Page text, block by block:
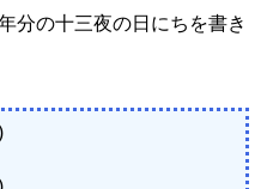
分の十三夜の日にちを書き